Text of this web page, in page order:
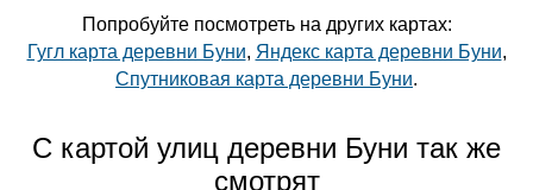
Попробуйте посмотреть на других картах:
Гугл карта деревни Буни, Яндекс карта деревни Буни,
Спутниковая карта деревни Буни.
С картой улиц деревни Буни так же
смотрят